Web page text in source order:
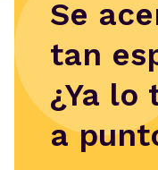
Se
tan
¿Ya lo
a